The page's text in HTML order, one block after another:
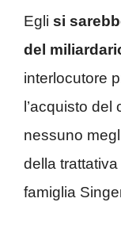
Egli si
del
interlocutore
l’acquisto
nessuno
della
famiglia